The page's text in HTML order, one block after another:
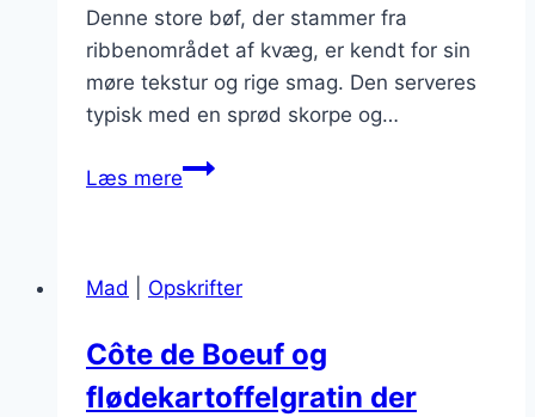
Denne store bøf, der stammer fra
ribbenområdet af kvæg, er kendt for sin
møre tekstur og rige smag. Den serveres
typisk med en sprød skorpe og…
Læs mereCôte
fancy
med
delikate
Mad Opskrifter
Côte de Boeuf og
flødekartoffelgratin der